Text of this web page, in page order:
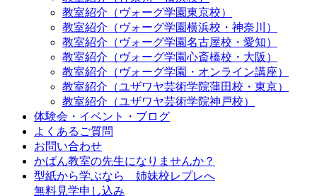
教室紹介（ヴォーグ学園東京校）
教室紹介（ヴォーグ学園横浜校・神奈川）
教室紹介（ヴォーグ学園名古屋校・愛知）
教室紹介（ヴォーグ学園心斎橋校・大阪）
教室紹介（ヴォーグ学園・オンライン講座）
教室紹介（ユザワヤ芸術学院蒲田校・東京）
教室紹介（ユザワヤ芸術学院神戸校）
体験会・イベント・ブログ
よくあるご質問
お問い合わせ
かばん教室の先生になりませんか？
型紙から学ぶなら 姉妹校レプレへ
無料見学申し込み